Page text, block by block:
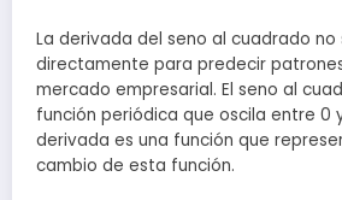
La derivada del seno al cuadrado no
directamente para predecir
mercado empresarial. El seno al
función periódica que oscila entre 0
derivada es una función que
cambio de esta función.